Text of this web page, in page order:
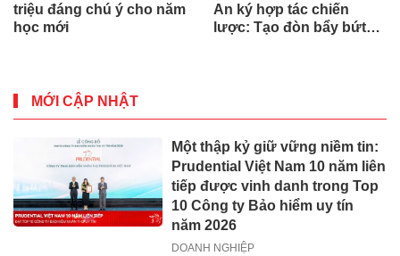
triệu đáng chú ý cho năm
học mới
An ký hợp tác chiến
lược: Tạo đòn bẩy bứt
MỚI CẬP NHẬT
Một thập kỷ giữ vững niềm tin:
Prudential Việt Nam 10 năm liên
tiếp được vinh danh trong Top
10 Công ty Bảo hiểm uy tín
năm 2026
DOANH NGHIỆP